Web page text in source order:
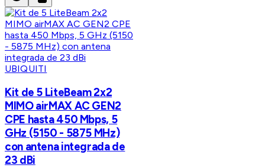
UBIQUITI
Kit de 5 LiteBeam 2x2
MIMO airMAX AC GEN2
CPE hasta 450 Mbps, 5
GHz (5150 - 5875 MHz)
con antena integrada de
23 dBi